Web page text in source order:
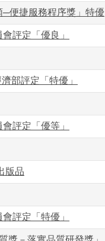
便捷服務程序獎」特優
評定「優良」
部評定「特優」
評定「優等」
版品
評定「特優」